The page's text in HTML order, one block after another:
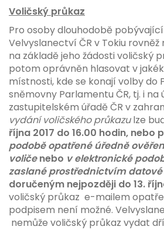
Voličský průkaz
Pro osoby dlouhodobě
Velvyslanectví ČR v Tokiu rovněž
na základě jeho žádosti voličský
potom oprávněn hlasovat v
místnosti, kde se konají volby do
sněmovny Parlamentu ČR, tj. i na
zastupitelském úřadě ČR v
vydání voličského průkazu lze
října 2017 do 16.00 hodin, nebo
podobě opatřené úředně
voliče nebo v elektronické
zaslané prostřednictvím
doručeným nejpozději do 13.
voličský průkaz e-mailem
podpisem není možné.
nemůže voličský průkaz vydat